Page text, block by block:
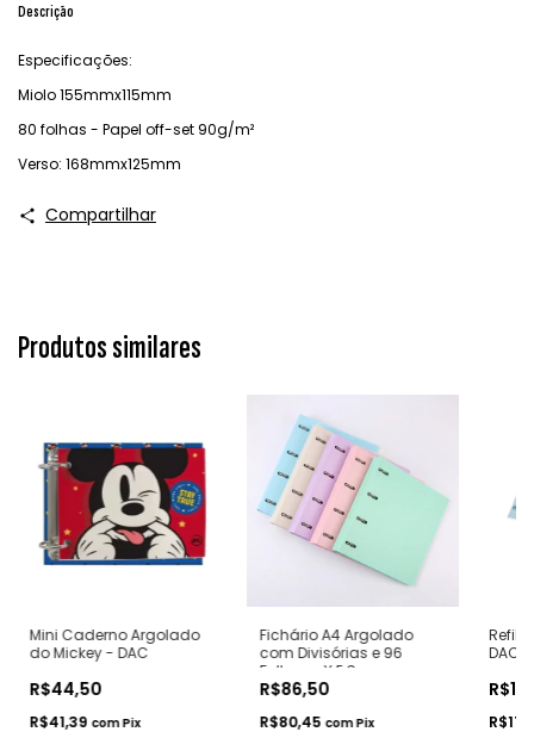
Descrição
Especificações:
Miolo 155mmx115mm
80 folhas - Papel off-set 90g/m²
Verso: 168mmx125mm
Compartilhar
Produtos similares
Mini Caderno Argolado
do Mickey - DAC
R$44,50
R$41,39 comPix
Fichário A4 Argolado
com Divisórias e 96
Folhas - Y.E.S
R$86,50
R$80,45 comPix
Refil
DAC